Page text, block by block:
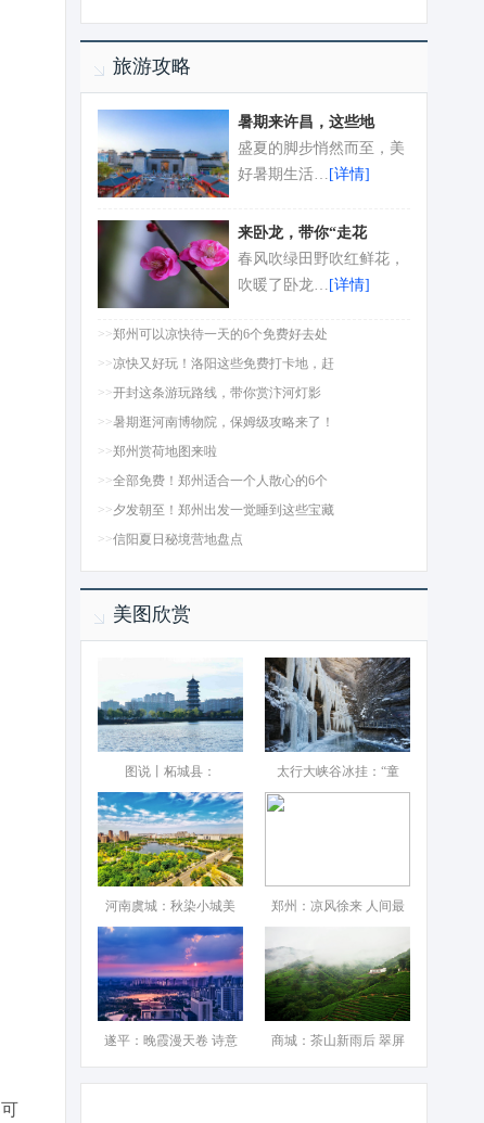
旅游攻略
暑期来许昌，这些地
盛夏的脚步悄然而至，美
好暑期生活… [详情]
来卧龙，带你“走花
春风吹绿田野吹红鲜花，
吹暖了卧龙… [详情]
>>郑州可以凉快待一天的6个免费好去处
>>凉快又好玩！洛阳这些免费打卡地，赶
>>开封这条游玩路线，带你赏汴河灯影
>>暑期逛河南博物院，保姆级攻略来了！
>>郑州赏荷地图来啦
>>全部免费！郑州适合一个人散心的6个
>>夕发朝至！郑州出发一觉睡到这些宝藏
>>信阳夏日秘境营地盘点
美图欣赏
图说丨柘城县：‌ 太行大峡谷冰挂：“童
河南虞城：秋染小城美 郑州：凉风徐来 人间最
遂平：晚霞漫天卷 诗意 商城：茶山新雨后 翠屏